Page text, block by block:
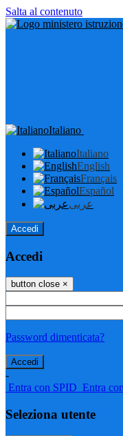
Salta al contenuto
Italiano
Italiano
English
Français
Español
عربى
Accedi
Accedi
button close ×
Password dimenticata?
-
Entra con SPID Entra
Seleziona utente